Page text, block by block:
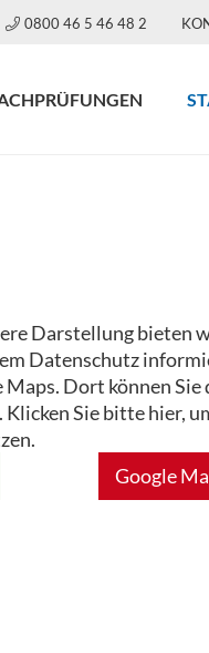
0800 46 5 46 48 2
Darstellung bieten
Datenschutz
Maps. Dort können
Sie bitte hier,
Google